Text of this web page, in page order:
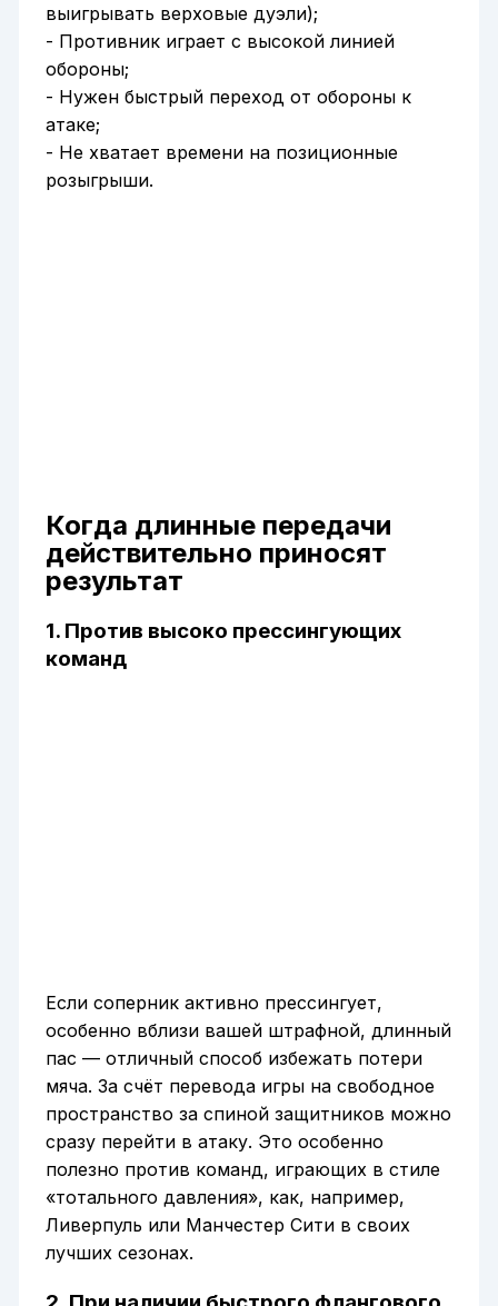
выигрывать верховые дуэли);
- Противник играет с высокой линией
обороны;
- Нужен быстрый переход от обороны к
атаке;
- Не хватает времени на позиционные
розыгрыши.
Когда длинные передачи
действительно приносят
результат
1. Против высоко прессингующих
команд
Если соперник активно прессингует,
особенно вблизи вашей штрафной, длинный
пас — отличный способ избежать потери
мяча. За счёт перевода игры на свободное
пространство за спиной защитников можно
сразу перейти в атаку. Это особенно
полезно против команд, играющих в стиле
«тотального давления», как, например,
Ливерпуль или Манчестер Сити в своих
лучших сезонах.